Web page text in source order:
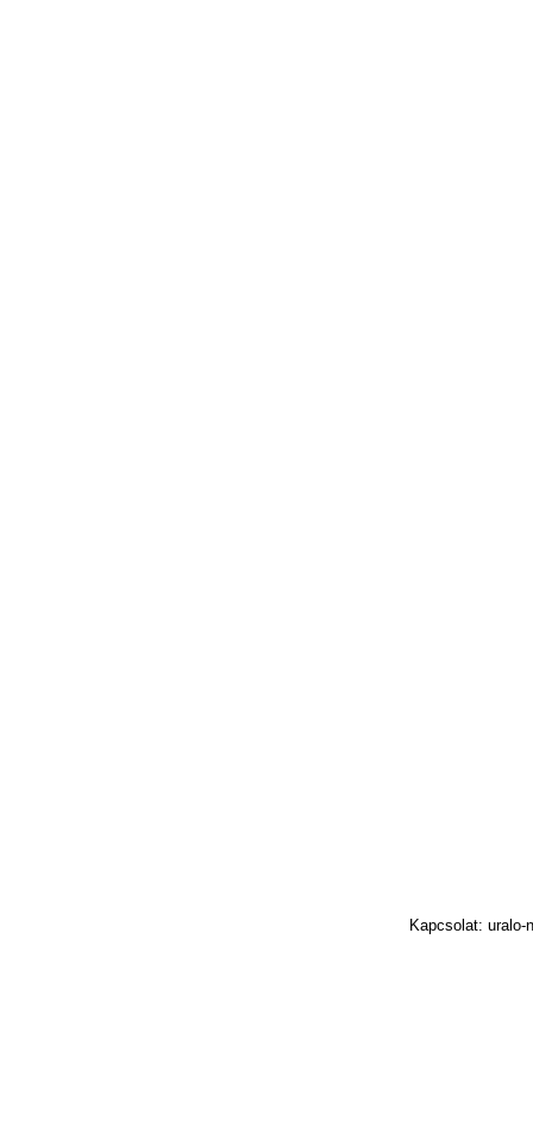
Kapcsolat: uralo-